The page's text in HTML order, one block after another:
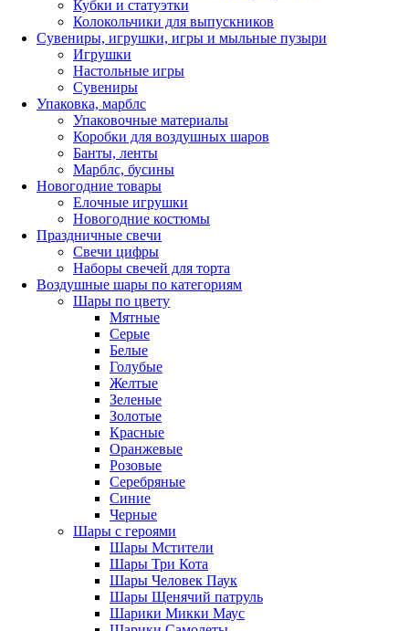
Кубки и статуэтки
Колокольчики для выпускников
Сувениры, игрушки, игры и мыльные пузыри
Игрушки
Настольные игры
Сувениры
Упаковка, марблс
Упаковочные материалы
Коробки для воздушных шаров
Банты, ленты
Марблс, бусины
Новогодние товары
Елочные игрушки
Новогодние костюмы
Праздничные свечи
Свечи цифры
Наборы свечей для торта
Воздушные шары по категориям
Шары по цвету
Мятные
Серые
Белые
Голубые
Желтые
Зеленые
Золотые
Красные
Оранжевые
Розовые
Серебряные
Синие
Черные
Шары с героями
Шары Мстители
Шары Три Кота
Шары Человек Паук
Шары Щенячий патруль
Шарики Микки Маус